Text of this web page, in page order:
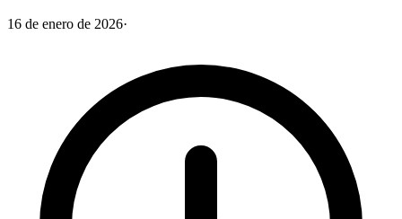
16 de enero de 2026·